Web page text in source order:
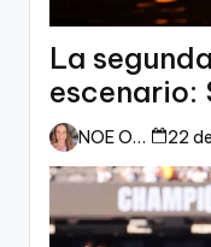
La
escenario:
esperan a
NOE ORTIZ 22